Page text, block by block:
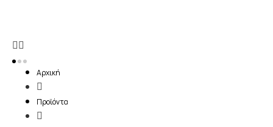
Αρχική
Προϊόντα